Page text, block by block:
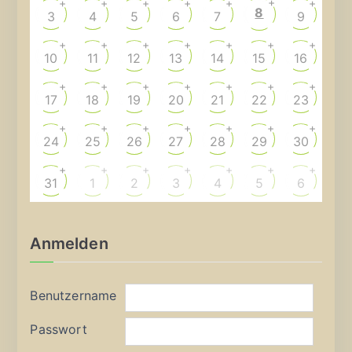
3
+
4
+
5
+
6
+
7
+
8 9
+
10
+
11
+
12
+
13
+
14
+
15
+
16
+
17
+
18
+
19
+
20
+
21
+
22
+
23
+
24
+
25
+
26
+
27
+
28
+
29
+
30
+
31
+
1
+
2
+
3
+
4
+
5
+
6
+
Anmelden
Benutzername
Passwort